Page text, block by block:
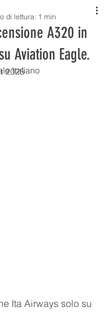
Italiano
A320 in
Aviation Eagle.
di lettura: 1 min
2025
stelle su 5.
Ita Airways solo su